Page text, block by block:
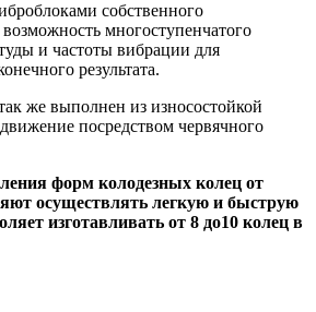
собственного
многоступенчатого
и частоты вибрации для
результата.
же выполнен из износостойкой
посредством червячного
форм колодезных колец от
осуществлять легкую и быструю
изготавливать от 8 до10 колец в